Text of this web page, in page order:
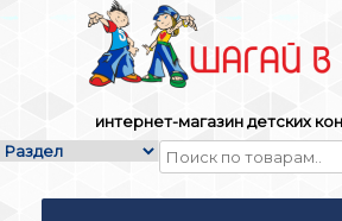
интернет-магазин детских